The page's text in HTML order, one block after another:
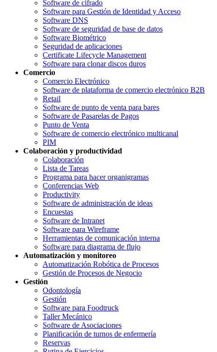
Software de cifrado
Software para Gestión de Identidad y Acceso
Software DNS
Software de seguridad de base de datos
Software Biométrico
Seguridad de aplicaciones
Certificate Lifecycle Management
Software para clonar discos duros
Comercio
Comercio Electrónico
Software de plataforma de comercio electrónico B2B
Retail
Software de punto de venta para bares
Software de Pasarelas de Pagos
Punto de Venta
Software de comercio electrónico multicanal
PIM
Colaboración y productividad
Colaboración
Lista de Tareas
Programa para hacer organigramas
Conferencias Web
Productivity
Software de administración de ideas
Encuestas
Software de Intranet
Software para Wireframe
Herramientas de comunicación interna
Software para diagrama de flujo
Automatización y monitoreo
Automatización Robótica de Procesos
Gestión de Procesos de Negocio
Gestión
Odontología
Gestión
Software para Foodtruck
Taller Mecánico
Software de Asociaciones
Planificación de turnos de enfermería
Reservas